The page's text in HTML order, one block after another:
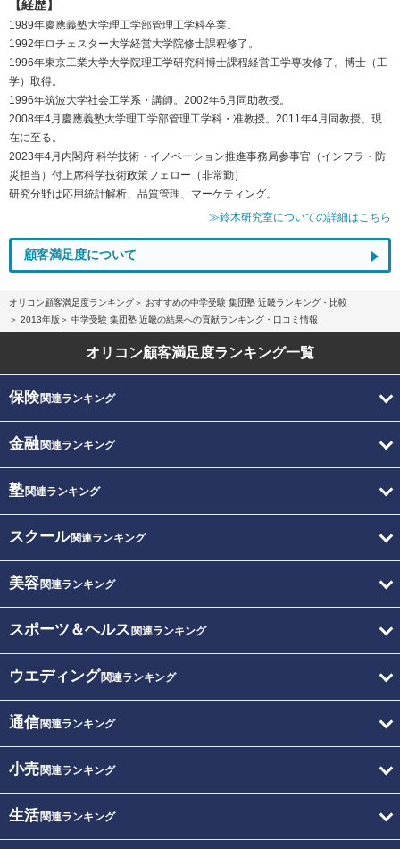
【経歴】
1989年慶應義塾大学理工学部管理工学科卒業。
1992年ロチェスター大学経営大学院修士課程修了。
1996年東京工業大学大学院理工学研究科博士課程経営工学専攻修了。博士（工
学）取得。
1996年筑波大学社会工学系・講師。2002年6月同助教授。
2008年4月慶應義塾大学理工学部管理工学科・准教授。2011年4月同教授、現
在に至る。
2023年4月内閣府 科学技術・イノベーション推進事務局参事官（インフラ・防
災担当）付上席科学技術政策フェロー（非常勤）
研究分野は応用統計解析、品質管理、マーケティング。
≫鈴木研究室についての詳細はこちら
顧客満足度について
オリコン顧客満足度ランキング
おすすめの中学受験 集団塾 近畿ランキング・比較
2013年版
中学受験 集団塾 近畿の結果への貢献ランキング・口コミ情報
オリコン顧客満足度ランキング一覧
保険関連ランキング
金融関連ランキング
塾関連ランキング
スクール関連ランキング
美容関連ランキング
スポーツ＆ヘルス 関連ランキング
ウエディング関連ランキング
通信関連ランキング
小売関連ランキング
生活関連ランキング